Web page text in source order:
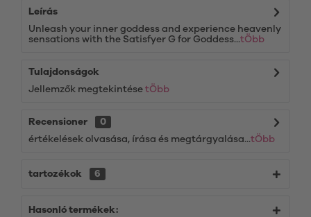
Leírás
Unleash your inner goddess and experience heavenly
sensations with the Satisfyer G for Goddess...tÖbb
Tulajdonságok
Jellemzők megtekintése tÖbb
Recensioner
0
értékelések olvasása, írása és megtárgyalása...tÖbb
tartozékok 6
Hasonló termékek: